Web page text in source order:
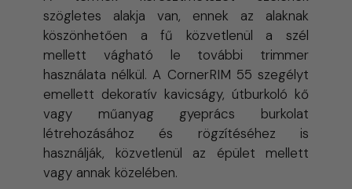
szögletes alakja van, ennek az alaknak
köszönhetően a fű közvetlenül a szél
mellett vágható le további trimmer
használata nélkül. A CornerRIM 55 szegélyt
emellett dekoratív kavicságy, útburkoló kő
vagy műanyag gyeprács burkolat
létrehozásához és rögzítéséhez is
használják, közvetlenül az épület mellett
vagy annak közelében.